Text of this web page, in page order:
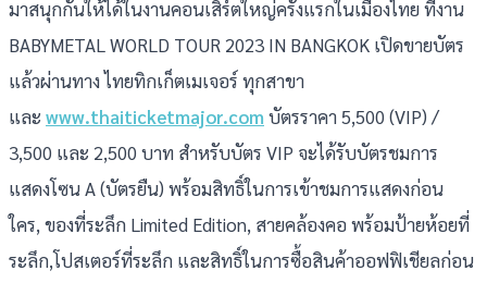
มาสนุกกันให้ได้ในงานคอนเสิร์ตใหญ่ครั้งแรกในเมืองไทย ที่งาน
BABYMETAL WORLD TOUR 2023 IN BANGKOK เปิดขายบัตร
แล้วผ่านทาง ไทยทิกเก็ตเมเจอร์ ทุกสาขา
และ www.thaiticketmajor.com บัตรราคา 5,500 (VIP) /
3,500 และ 2,500 บาท สำหรับบัตร VIP จะได้รับบัตรชมการ
แสดงโซน A (บัตรยืน) พร้อมสิทธิ์ในการเข้าชมการแสดงก่อน
ใคร, ของที่ระลึก Limited Edition, สายคล้องคอ พร้อมป้ายห้อยที่
ระลึก,โปสเตอร์ที่ระลึก และสิทธิ์ในการซื้อสินค้าออฟฟิเชียลก่อน